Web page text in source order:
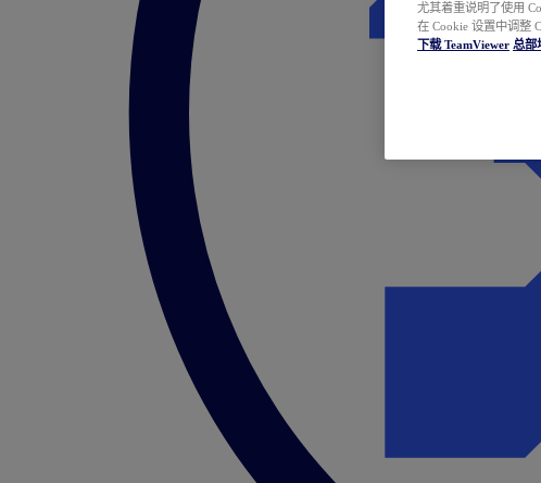
尤其着重说明了使用
在 Cookie 设置中调整
下载 TeamViewer 总部